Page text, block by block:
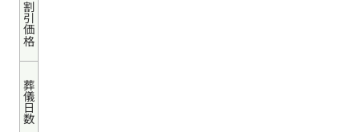
割引価格
葬儀日数